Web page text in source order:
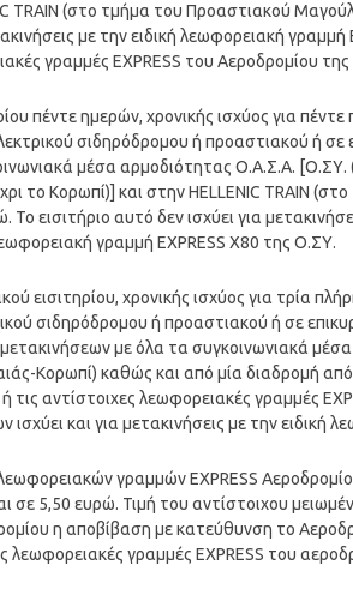
TRAIN (στο τμήμα του Προαστιακού
με την ειδική λεωφορειακή
γραμμές EXPRESS του Αεροδρομίου
πέντε ημερών, χρονικής ισχύος για
σιδηρόδρομου ή προαστιακού ή σε
μέσα αρμοδιότητας Ο.Α.Σ.Α. [Ο.ΣΥ.
το Κορωπί)] και στην HELLENIC TRAIN
Το εισιτήριο αυτό δεν ισχύει για
γραμμή EXPRESS Χ80 της Ο.ΣΥ.
εισιτηρίου, χρονικής ισχύος για τρία
σιδηρόδρομου ή προαστιακού ή σε
με όλα τα συγκοινωνιακά
Κορωπί) καθώς και από μία διαδρομή
τις αντίστοιχες λεωφορειακές γραμμές
ισχύει και για μετακινήσεις με την
γραμμών EXPRESS
σε 5,50 ευρώ. Τιμή του αντίστοιχου
η αποβίβαση με κατεύθυνση το
λεωφορειακές γραμμές EXPRESS του